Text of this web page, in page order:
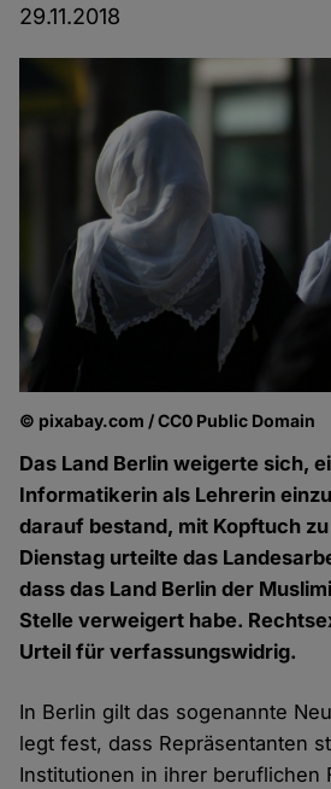
29.11.2018
© pixabay.com / CC0 Public Domain
Das Land Berlin weigerte sich,
Informatikerin als Lehrerin
darauf bestand, mit Kopftuch
Dienstag urteilte das
dass das Land Berlin der
Stelle verweigert habe.
Urteil für verfassungswidrig.
In Berlin gilt das sogenannte
legt fest, dass Repräsentanten
Institutionen in ihrer beruflichen